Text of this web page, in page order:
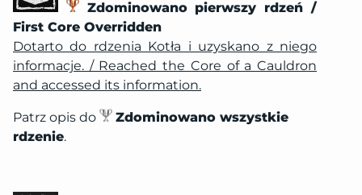
Zdominowano pierwszy rdzeń /
First Core Overridden
Dotarto do rdzenia Kotła i uzyskano z niego
informacje. / Reached the Core of a Cauldron
and accessed its information.
Patrz opis do
Zdominowano wszystkie
rdzenie.